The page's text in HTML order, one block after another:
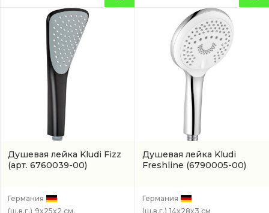
Душевая лейка Kludi Fizz
(арт. 6760039-00)
Германия
(ш.в.г.) 9x25x2 см.
Душевая лейка Kludi
Freshline (6790005-00)
Германия
(ш.в.г.) 14x28x3 см